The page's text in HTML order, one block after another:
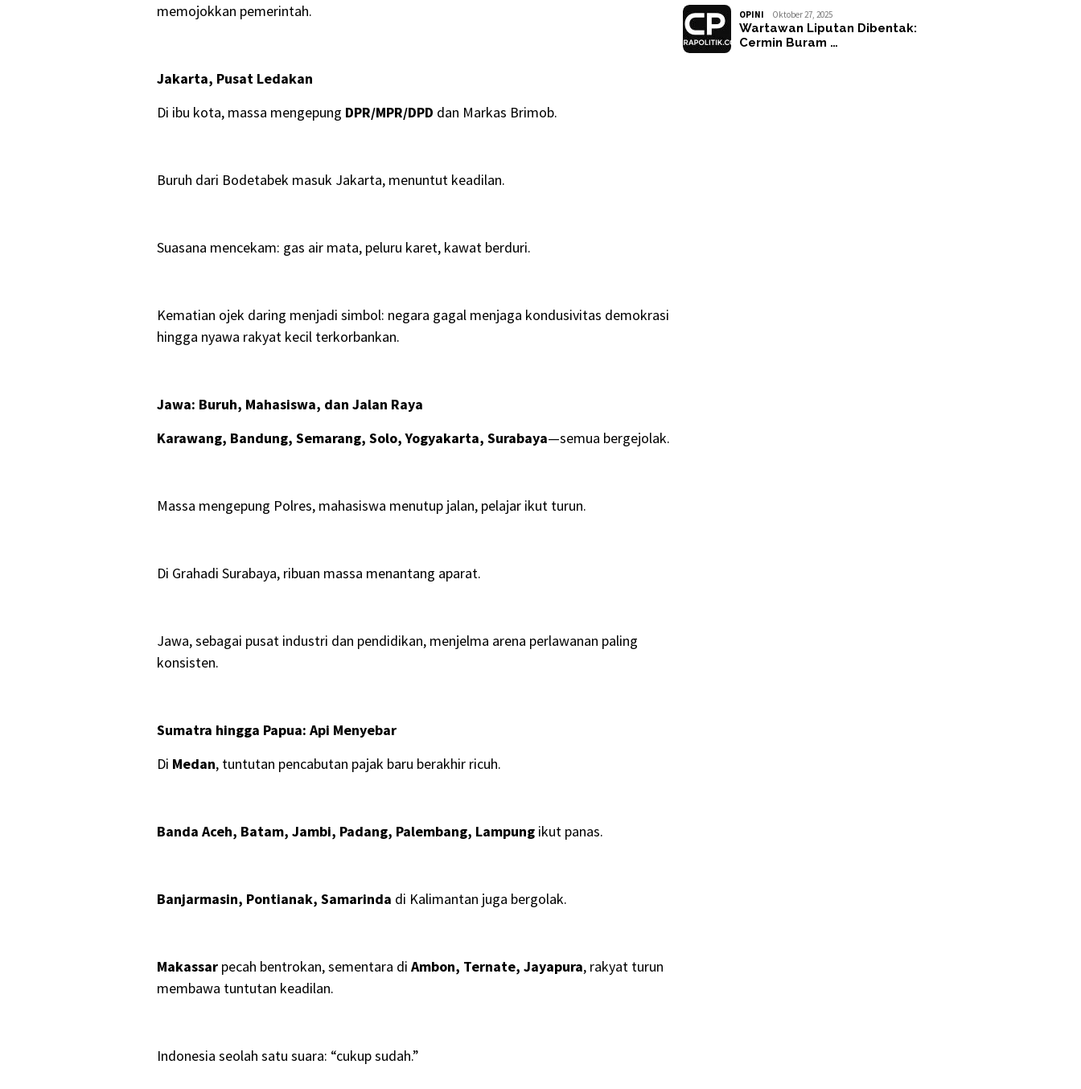
memojokkan pemerintah.
Jakarta, Pusat Ledakan
Di ibu kota, massa mengepung DPR/MPR/DPD dan Markas Brimob.
Buruh dari Bodetabek masuk Jakarta, menuntut keadilan.
Suasana mencekam: gas air mata, peluru karet, kawat berduri.
Kematian ojek daring menjadi simbol: negara gagal menjaga kondusivitas demokrasi
hingga nyawa rakyat kecil terkorbankan.
Jawa: Buruh, Mahasiswa, dan Jalan Raya
Karawang, Bandung, Semarang, Solo, Yogyakarta, Surabaya—semua bergejolak.
Massa mengepung Polres, mahasiswa menutup jalan, pelajar ikut turun.
Di Grahadi Surabaya, ribuan massa menantang aparat.
Jawa, sebagai pusat industri dan pendidikan, menjelma arena perlawanan paling
konsisten.
Sumatra hingga Papua: Api Menyebar
Di Medan, tuntutan pencabutan pajak baru berakhir ricuh.
Banda Aceh, Batam, Jambi, Padang, Palembang, Lampung ikut panas.
Banjarmasin, Pontianak, Samarinda di Kalimantan juga bergolak.
Makassar pecah bentrokan, sementara di Ambon, Ternate, Jayapura, rakyat turun
membawa tuntutan keadilan.
Indonesia seolah satu suara: “cukup sudah.”
OPINI Oktober 27, 2025
Wartawan Liputan Dibentak:
Cermin Buram …